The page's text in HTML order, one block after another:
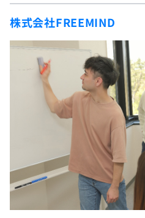
新卒エージェント
イベント・セミナー
インタビュー
就活成功ガイド
4択課題
ナレッジ
リファレンス
個人向けプラン
法人向けプラン
学校向けプラン
評価結果一覧
再チャレンジ結果一覧
Tech Team Journal
paiza times
paizaとは？
株式会社FREEMIND